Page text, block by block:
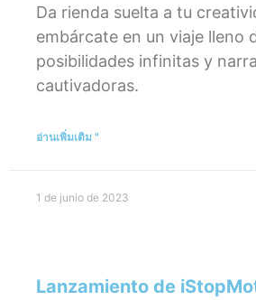
Da rienda suelta a tu
embárcate en un viaje lleno
posibilidades infinitas y
cautivadoras.
อ่านเพิ่มเติม "
1 de junio de 2023
Lanzamiento de